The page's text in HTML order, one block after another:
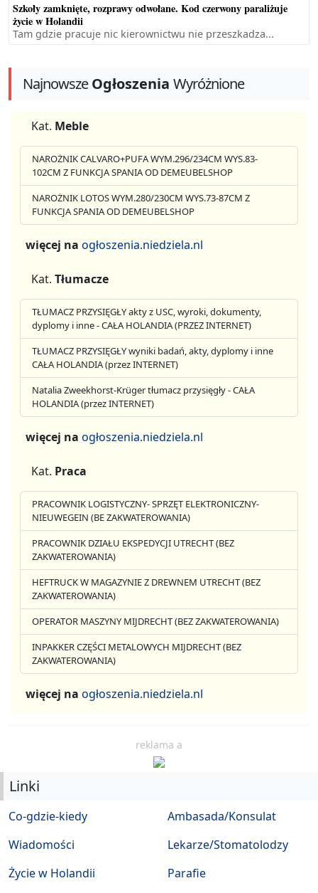
Szkoły zamknięte, rozprawy odwołane. Kod czerwony paraliżuje
życie w Holandii
Tam gdzie pracuje nic kierownictwu nie przeszkadza...
NajnowszeOgłoszenia Wyróżnione
Kat. Meble
NAROŻNIK CALVARO+PUFA WYM.296/234CM WYS.83-
102CM Z FUNKCJA SPANIA OD DEMEUBELSHOP
NAROŻNIK LOTOS WYM.280/230CM WYS.73-87CM Z
FUNKCJA SPANIA OD DEMEUBELSHOP
więcej na ogłoszenia.niedziela.nl
Kat. Tłumacze
TŁUMACZ PRZYSIĘGŁY akty z USC, wyroki, dokumenty,
dyplomy i inne - CAŁA HOLANDIA (PRZEZ INTERNET)
TŁUMACZ PRZYSIĘGŁY wyniki badań, akty, dyplomy i inne
CAŁA HOLANDIA (przez INTERNET)
Natalia Zweekhorst-Krüger tłumacz przysięgły - CAŁA
HOLANDIA (przez INTERNET)
więcej na ogłoszenia.niedziela.nl
Kat. Praca
PRACOWNIK LOGISTYCZNY- SPRZĘT ELEKTRONICZNY-
NIEUWEGEIN (BE ZAKWATEROWANIA)
PRACOWNIK DZIAŁU EKSPEDYCJI UTRECHT (BEZ
ZAKWATEROWANIA)
HEFTRUCK W MAGAZYNIE Z DREWNEM UTRECHT (BEZ
ZAKWATEROWANIA)
OPERATOR MASZYNY MIJDRECHT (BEZ ZAKWATEROWANIA)
INPAKKER CZĘŚCI METALOWYCH MIJDRECHT (BEZ
ZAKWATEROWANIA)
więcej na ogłoszenia.niedziela.nl
reklama a
Linki
Co-gdzie-kiedy
Wiadomości
Życie w Holandii
Ambasada/Konsulat
Lekarze/Stomatolodzy
Parafie